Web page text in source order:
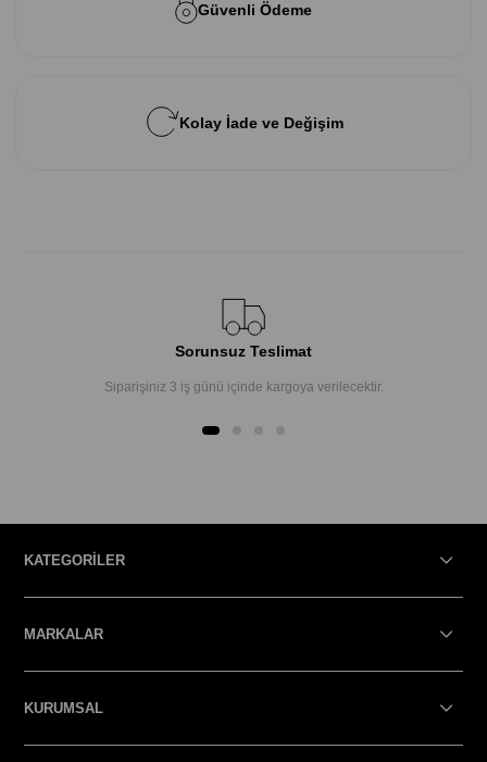
Güvenli Ödeme
Kolay İade ve Değişim
Sorunsuz Teslimat
Siparişiniz 3 iş günü içinde kargoya verilecektir.
KATEGORİLER
MARKALAR
KURUMSAL